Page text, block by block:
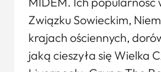
Związku Sowieckim,
krajach ościennych,
jaką cieszyła się Wielka